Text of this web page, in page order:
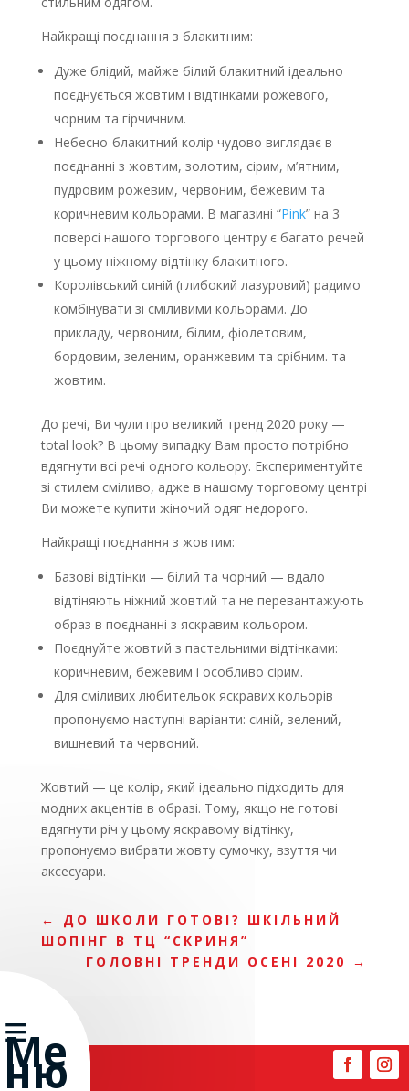
Найкращі поєднання з блакитним:
Дуже блідий, майже білий блакитний ідеально
поєднується жовтим і відтінками рожевого,
чорним та гірчичним.
Небесно-блакитний колір чудово виглядає в
поєднанні з жовтим, золотим, сірим, м’ятним,
пудровим рожевим, червоним, бежевим та
коричневим кольорами. В магазині “Pink”на 3
поверсі нашого торгового центру є багато речей
у цьому ніжному відтінку блакитного.
Королівський синій (глибокий лазуровий) радимо
комбінувати зі сміливими кольорами. До
прикладу, червоним, білим, фіолетовим,
бордовим, зеленим, оранжевим та срібним. та
жовтим.
До речі, Ви чули про великий тренд 2020 року —
total look? В цьому випадку Вам просто потрібно
вдягнути всі речі одного кольору. Експериментуйте
зі стилем сміливо, адже в нашому торговому центрі
Ви можете купити жіночий одяг недорого.
Найкращі поєднання з жовтим:
Базові відтінки — білий та чорний — вдало
відтіняють ніжний жовтий та не перевантажують
образ в поєднанні з яскравим кольором.
Поєднуйте жовтий з пастельними відтінками:
коричневим, бежевим і особливо сірим.
Для сміливих любительок яскравих кольорів
пропонуємо наступні варіанти: синій, зелений,
вишневий та червоний.
Жовтий — це колір, який ідеально підходить для
модних акцентів в образі. Тому, якщо не готові
вдягнути річ у цьому яскравому відтінку,
пропонуємо вибрати жовту сумочку, взуття чи
аксесуари.
← ДО ШКОЛИ ГОТОВІ? ШКІЛЬНИЙ
ШОПІНГ В ТЦ “СКРИНЯ”
ГОЛОВНІ ТРЕНДИ ОСЕНІ 2020
→
≡
Ме
ню